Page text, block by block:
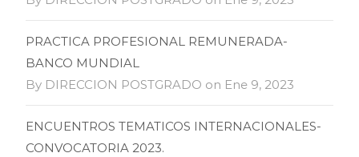
PRACTICA PROFESIONAL REMUNERADA-
BANCO MUNDIAL
By DIRECCION POSTGRADO on Ene 9, 2023
ENCUENTROS TEMATICOS INTERNACIONALES-
CONVOCATORIA 2023.